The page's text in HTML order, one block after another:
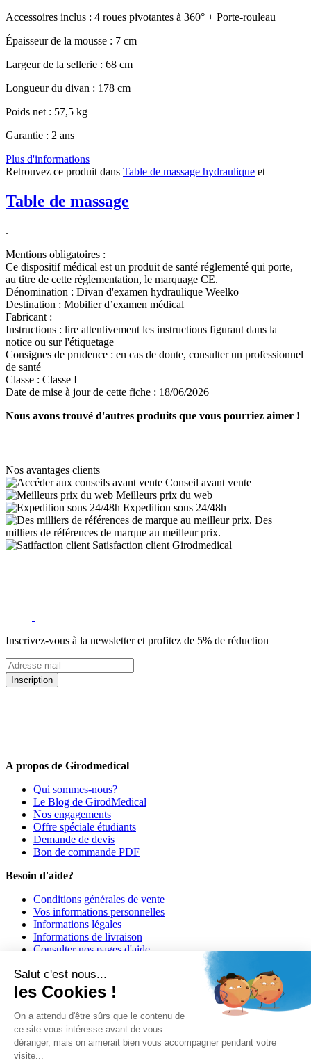
Accessoires inclus : 4 roues pivotantes à 360° + Porte-rouleau
Épaisseur de la mousse : 7 cm
Largeur de la sellerie : 68 cm
Longueur du divan : 178 cm
Poids net : 57,5 kg
Garantie : 2 ans
Plus d'informations
Retrouvez ce produit dans Table de massage hydraulique et
Table de massage
.
Mentions obligatoires :
Ce dispositif médical est un produit de santé réglementé qui porte,
au titre de cette règlementation, le marquage CE.
Dénomination : Divan d'examen hydraulique Weelko
Destination : Mobilier d’examen médical
Fabricant :
Instructions : lire attentivement les instructions figurant dans la
notice ou sur l'étiquetage
Consignes de prudence : en cas de doute, consulter un professionnel
de santé
Classe : Classe I
Date de mise à jour de cette fiche : 18/06/2026
Nous avons trouvé d'autres produits que vous pourriez aimer !
Nos avantages clients
Conseil avant vente
Meilleurs prix du web
Expedition sous 24/48h
Des
milliers de références de marque au meilleur prix.
Satisfaction client Girodmedical
Inscrivez-vous à la newsletter et profitez de 5% de réduction
Inscription
A propos de Girodmedical
Qui sommes-nous?
Le Blog de GirodMedical
Nos engagements
Offre spéciale étudiants
Demande de devis
Bon de commande PDF
Besoin d'aide?
Conditions générales de vente
Vos informations personnelles
Informations légales
Informations de livraison
Consulter nos pages d'aide
Girodmedical est également présent dans 23 pays
© 2026 Girodmedical. Tous droits réservés.
Paiement 100 % sécurisé !
Salut c'est nous...
les Cookies !
On a attendu d'être sûrs que le contenu de
ce site vous intéresse avant de vous
déranger, mais on aimerait bien vous accompagner pendant votre
visite...